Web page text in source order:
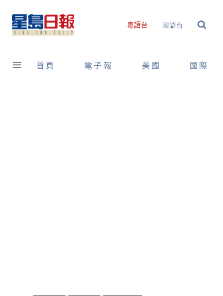
content
粵語台 國語台
首頁 電子報 美國 國際